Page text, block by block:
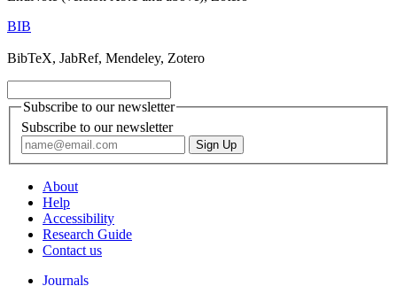
BIB
BibTeX, JabRef, Mendeley, Zotero
Subscribe to our newsletter
Subscribe to our newsletter
About
Help
Accessibility
Research Guide
Contact us
Journals